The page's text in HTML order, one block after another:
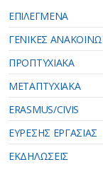
ΕΠΙΛΕΓΜΕΝΑ
ΓΕΝΙΚΕΣ
ΠΡΟΠΤΥΧΙΑΚΑ
ΜΕΤΑΠΤΥΧΙΑΚΑ
ERASMUS/CIVIS
ΕΥΡΕΣΗΣ ΕΡΓΑΣΙΑΣ
ΕΚΔΗΛΩΣΕΙΣ